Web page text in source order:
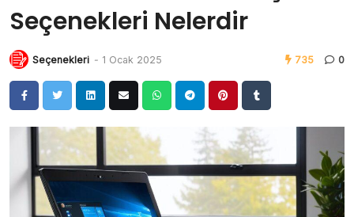
Seçenekleri Nelerdir
Seçenekleri - 1 Ocak 2025 735 0